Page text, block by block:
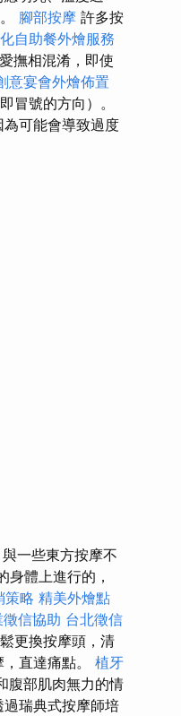
腳部按摩 許多按
自助餐外燴服務
撫相混淆，即使
意宴會外燴佈置
冒號的方向）。
可能會導致過度
與一些東方按摩不
體上進行的，
策略 精美外燴點
信協助 台北徵信
更換按摩頭，清
直達痛點。 植牙
腹部肌肉無力的情
瑞典式按摩師培